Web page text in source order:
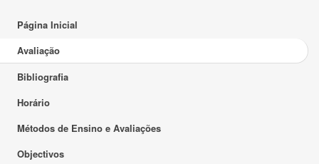
Página Inicial
Avaliação
Bibliografia
Horário
Métodos de Ensino e Avaliações
Objectivos